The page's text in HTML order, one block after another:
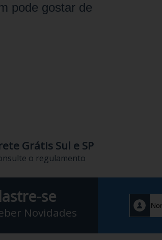
pode gostar de
Grátis Sul e SP
o regulamento
se
Novidades